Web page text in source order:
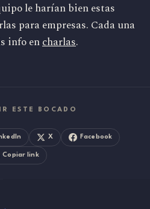
le harían bien estas
para empresas. Cada una
info encharlas.
ESTE BOCADO
X Facebook
Copiar link